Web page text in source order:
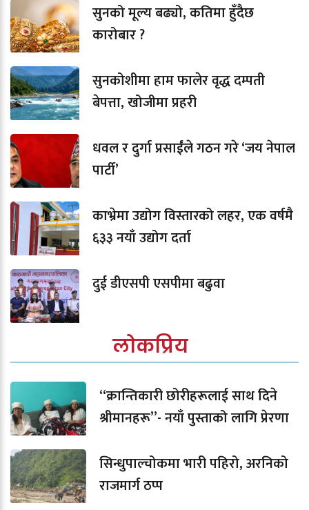
सुनको मूल्य बढ्यो, कतिमा हुँदैछ
कारोबार ?
सुनकोशीमा हाम फालेर वृद्ध दम्पती
बेपत्ता, खोजीमा प्रहरी
धवल र दुर्गा प्रसाईंले गठन गरे ‘जय नेपाल
पार्टी’
काभ्रेमा उद्योग विस्तारको लहर, एक वर्षमै
६३३ नयाँ उद्योग दर्ता
दुई डीएसपी एसपीमा बढुवा
लोकप्रिय
“क्रान्तिकारी छोरीहरूलाई साथ दिने
श्रीमानहरू”- नयाँ पुस्ताको लागि प्रेरणा
सिन्धुपाल्चोकमा भारी पहिरो, अरनिको
राजमार्ग ठप्प